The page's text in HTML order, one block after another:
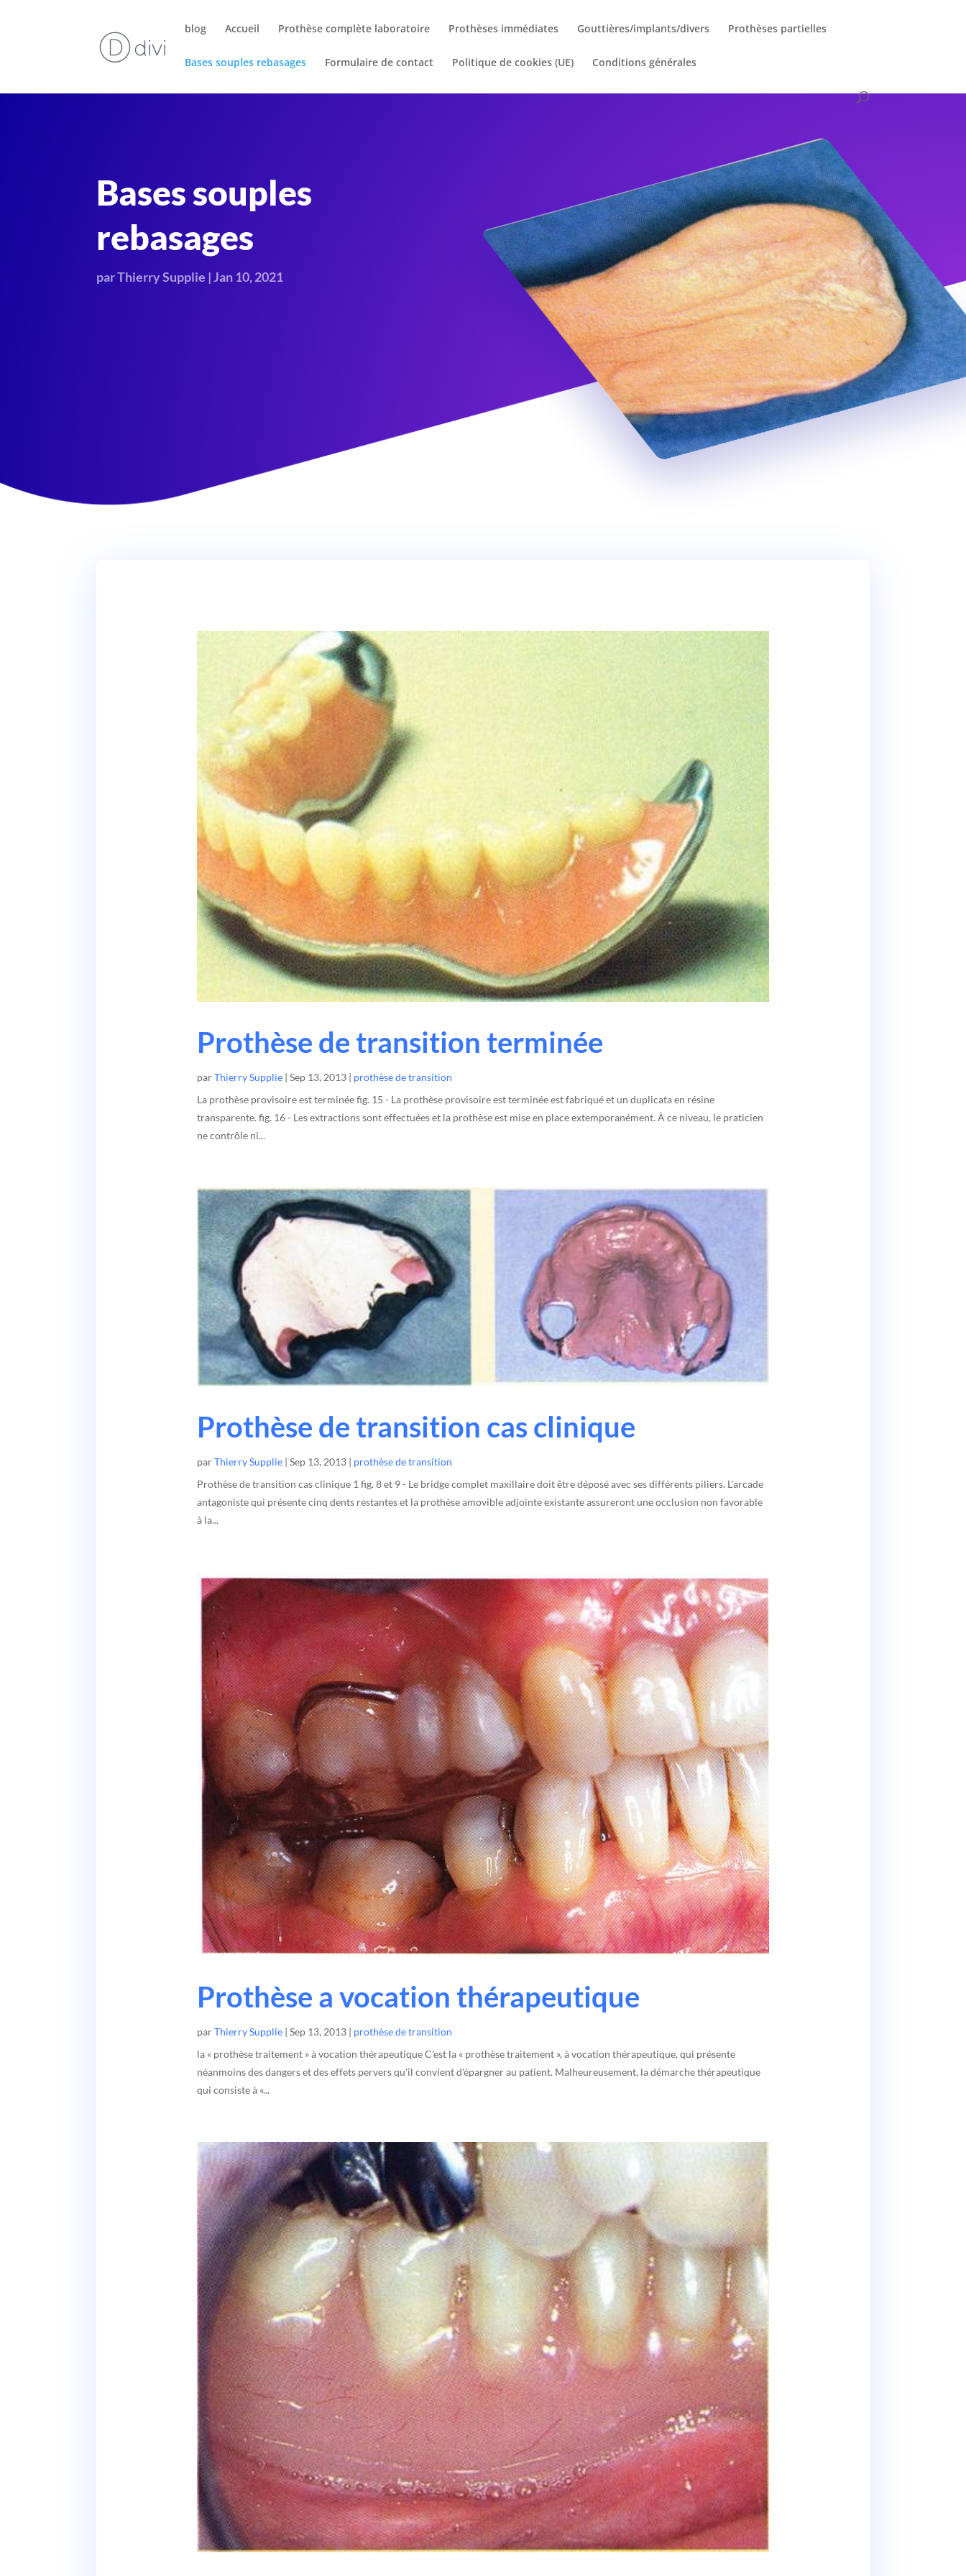
blog Accueil Prothèse complète laboratoire Prothèses immédiates Gouttières/implants/divers Prothèses partielles
Bases souples rebasages Formulaire de contact Politique de cookies (UE) Conditions générales
Bases souples
rebasages
parThierry Supplie |Jan 10, 2021
Prothèse de transition terminée
parThierry Supplie| Sep 13, 2013| prothèse de transition
La prothèse provisoire est terminée fig. 15 - La prothèse provisoire est terminée est fabriqué et un duplicata en résine
transparente. fig. 16 - Les extractions sont effectuées et la prothèse est mise en place extemporanément. À ce niveau, le praticien
ne contrôle ni...
Prothèse de transition cas clinique
parThierry Supplie| Sep 13, 2013| prothèse de transition
Prothèse de transition cas clinique 1 fig. 8 et 9 - Le bridge complet maxillaire doit être déposé avec ses différents piliers. L'arcade
antagoniste qui présente cinq dents restantes et la prothèse amovible adjointe existante assureront une occlusion non favorable
à la...
Prothèse a vocation thérapeutique
parThierry Supplie| Sep 13, 2013| prothèse de transition
la « prothèse traitement » à vocation thérapeutique C'est la « prothèse traitement », à vocation thérapeutique, qui présente
néanmoins des dangers et des effets pervers qu'il convient d'épargner au patient. Malheureusement, la démarche thérapeutique
qui consiste à «...